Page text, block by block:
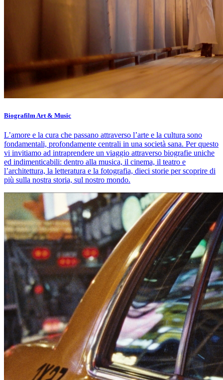
Biografilm Art & Music
L’amore e la cura che passano attraverso l’arte e la cultura sono
fondamentali, profondamente centrali in una società sana. Per questo
vi invitiamo ad intraprendere un viaggio attraverso biografie uniche
ed indimenticabili: dentro alla musica, il cinema, il teatro e
l’architettura, la letteratura e la fotografia, dieci storie per scoprire di
più sulla nostra storia, sul nostro mondo.